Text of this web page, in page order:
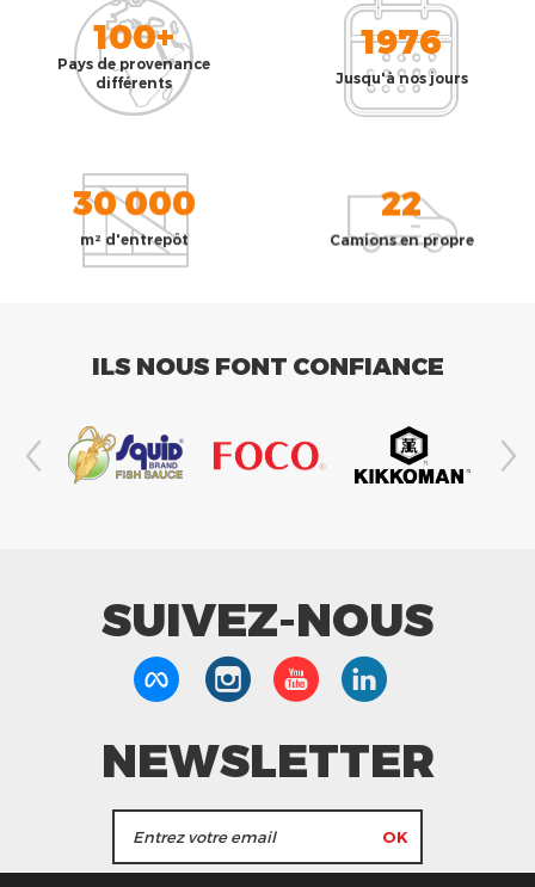
100+
Pays de provenance
différents
1976
Jusqu'à nos jours
30 000
m² d'entrepôt
22
Camions en propre
ILS NOUS FONT CONFIANCE
SUIVEZ-NOUS
NEWSLETTER